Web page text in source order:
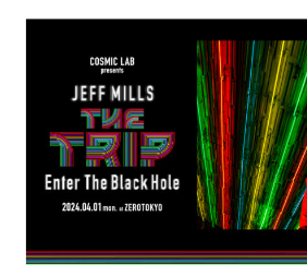
#注目のタグ
#SHOPPING ADDICT #憧れの
#MONTHLY JOURNAL
#NEW VINTAGE #古着サミット
#マイナーグッド図鑑 #フイナ
#Commune H #FOCUS IT
#FASHION
#LIFESTYLE #SNEAKER